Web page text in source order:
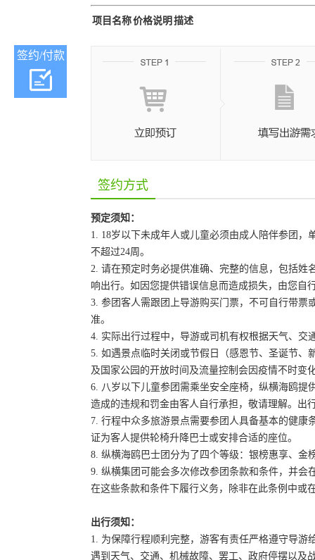
项目名称价格说明 描述
签约/付款
签约方式
预定须知：
1. 18岁以下未成年人或儿童必须由成人陪伴参团
不超过24周。
2. 请在预定时务必提供准确、完整的信息，包括
响出行。如因您提供错误信息而造成损失，由您自
3. 参团客人需跟团上导游购买门票，不可自行带票
准。
4. 实际出行过程中，导游或司机有权根据天气、
5. 如遇景点临时关闭或节假日（感恩节、圣诞节
及国家公园的开放时间及流量控制会因疫情不时变
6. 八岁以下儿童参团需乘坐安全座椅，纵横海鸥提
造成的违规和罚金由客人自行承担，敬请理解。出
7. 行程中众多旅游景点需要参团人具备基本的健
证为客人提供轮椅升降巴士或安排合适的座位。
8. 纵横海鸥巴士团分为了四个等级：银榜惠享、金
9. 纵横集团可能会多次修改参团条款和条件，并
在这些条款和条件下履行义务，除非在此条例中或
出行须知：
1. 为保障行程顺利完整，游客有责任严格遵守导
遇到天气、交通、机械故障、罢工、政府停摆以及